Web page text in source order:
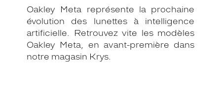
Oakley Meta représente la prochaine
évolution des lunettes à intelligence
artificielle. Retrouvez vite les modèles
Oakley Meta, en avant-première dans
notre magasin Krys.